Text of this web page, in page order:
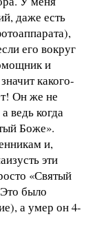
даже есть
его вокруг
и
какого-
Он же не
ведь когда
Боже».
и,
эти
«Святый
было
а умер он 4-